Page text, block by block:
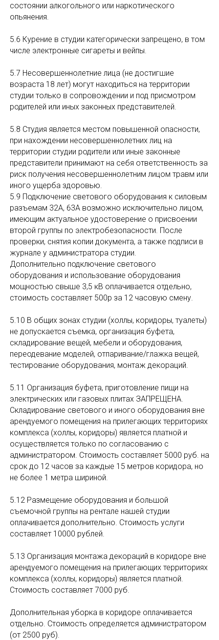
состоянии алкогольного или наркотического
опьянения.
5.6 Курение в студии категорически запрещено, в том
числе электронные сигареты и вейпы.
5.7 Несовершеннолетние лица (не достигшие
возраста 18 лет) могут находиться на территории
студии только в сопровождении и под присмотром
родителей или иных законных представителей.
5.8 Студия является местом повышенной опасности,
при нахождении несовершеннолетних лиц на
территории студии родители или иные законные
представители принимают на себя ответственность за
риск получения несовершеннолетним лицом травм или
иного ущерба здоровью.
5.9 Подключение светового оборудования к силовым
разъемам 32А, 63А возможно исключительно лицом,
имеющим актуальное удостоверение о присвоении
второй группы по электробезопасности. После
проверки, снятия копии документа, а также подписи в
журнале у администратора студии.
Дополнительно подключение светового
оборудования и использование оборудования
мощностью свыше 3,5 кВ оплачивается отдельно,
стоимость составляет 500р за 12 часовую смену.
5.10 В общих зонах студии (холлы, коридоры, туалеты)
не допускается съемка, организация буфета,
складирование вещей, мебели и оборудования,
переодевание моделей, отпаривание/глажка вещей,
тестирование оборудования, монтаж декораций.
5.11 Организация буфета, приготовление пищи на
электрических или газовых плитах ЗАПРЕЩЕНА.
Складирование светового и иного оборудования вне
арендуемого помещения на прилегающих территориях
комплекса (холлы, коридоры) является платной и
осуществляется только по согласованию с
администратором. Стоимость составляет 5000 руб. на
срок до 12 часов за каждые 15 метров коридора, но
не более 1 метра шириной.
5.12 Размещение оборудования и большой
съемочной группы на рентале нашей студии
оплачивается дополнительно. Стоимость услуги
составляет 10000 рублей.
5.13 Организация монтажа декораций в коридоре вне
арендуемого помещения на прилегающих территориях
комплекса (холлы, коридоры) является платной.
Стоимость составляет 7000 руб.
Дополнительная уборка в коридоре оплачивается
отдельно. Стоимость определяется администратором
(от 2500 руб).